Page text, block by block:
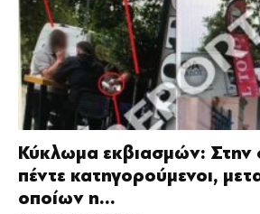
Κύκλωμα εκβιασμών: Στην
πέντε κατηγορούμενοι,
οποίων η...